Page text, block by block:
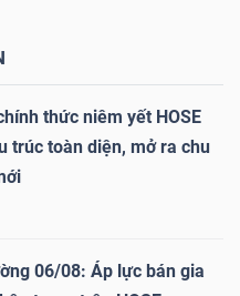
thức niêm yết HOSE
trúc toàn diện, mở ra chu
06/08: Áp lực bán gia